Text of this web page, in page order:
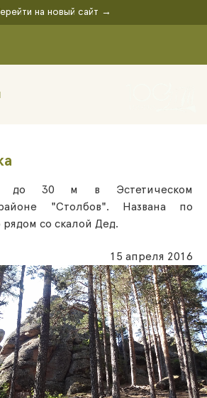
на новый сайт →
до 30 м в Эстетическом
"Столбов". Названа по
со скалой Дед.
15 апреля 2016